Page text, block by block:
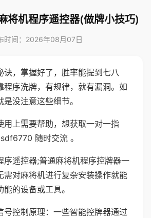
将机程序遥控器(做牌小技巧)
时间：2026年08月07日
诀，掌握好了，胜率能提到七八
程序洗牌，有规律，就有漏洞。如
没注意这些细节。
用上需要帮助，想获取一对一指
随时交流 。
序遥控器;普通麻将机程序控牌器一
需对麻将机进行复杂安装操作就能
的设备或工具。
号控制原理：一些智能控牌器通过